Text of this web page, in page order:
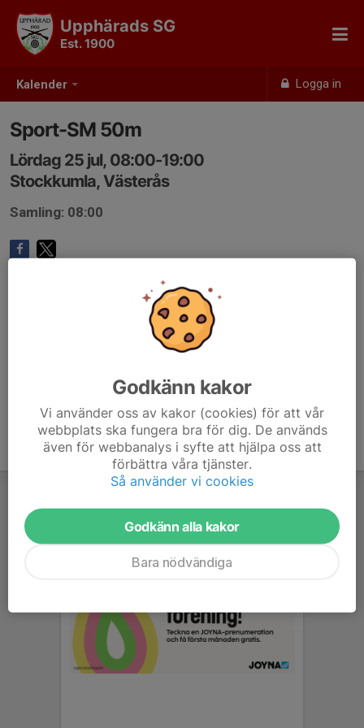
Kalender Logga in
Upphärads SG
Est. 1900
Sport-SM 50m
Lördag 25 jul, 08:00-19:00
Stockkumla, Västerås
Samling: 08:00
Godkänn kakor
Vi använder oss av kakor (cookies) för att vår
webbplats ska fungera bra för dig. De används
även för webbanalys i syfte att hjälpa oss att
förbättra våra tjänster.
Så använder vi cookies
Godkänn alla kakor
Bara nödvändiga